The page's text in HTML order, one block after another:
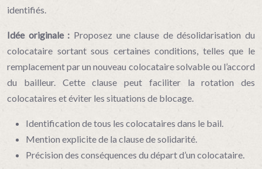
identifiés.
Idée originale : Proposez une clause de désolidarisation du
colocataire sortant sous certaines conditions, telles que le
remplacement par un nouveau colocataire solvable ou l’accord
du bailleur. Cette clause peut faciliter la rotation des
colocataires et éviter les situations de blocage.
Identification de tous les colocataires dans le bail.
Mention explicite de la clause de solidarité.
Précision des conséquences du départ d’un colocataire.